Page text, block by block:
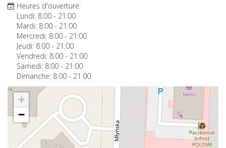
Heures d'ouverture:
Lundi: 8:00 - 21:00
Mardi: 8:00 - 21:00
Mercredi: 8:00 - 21:00
Jeudi: 8:00 - 21:00
Vendredi: 8:00 - 21:00
Samedi: 8:00 - 21:00
Dimanche: 8:00 - 21:00
+
−